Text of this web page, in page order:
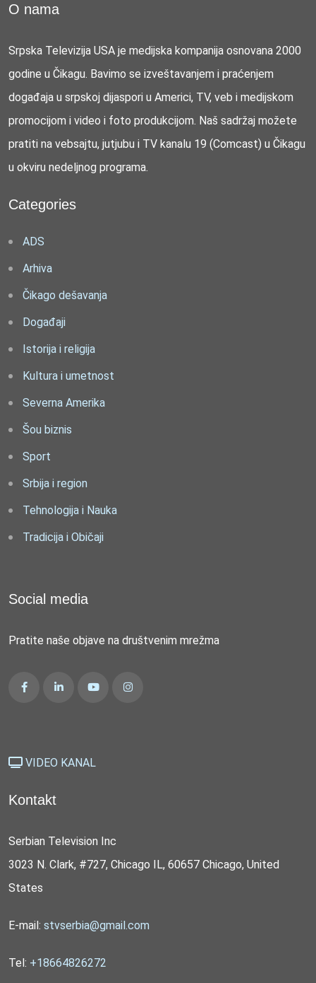
O nama
Srpska Televizija USA je medijska kompanija osnovana 2000
godine u Čikagu. Bavimo se izveštavanjem i praćenjem
događaja u srpskoj dijaspori u Americi, TV, veb i medijskom
promocijom i video i foto produkcijom. Naš sadržaj možete
pratiti na vebsajtu, jutjubu i TV kanalu 19 (Comcast) u Čikagu
u okviru nedeljnog programa.
Categories
ADS
Arhiva
Čikago dešavanja
Događaji
Istorija i religija
Kultura i umetnost
Severna Amerika
Šou biznis
Sport
Srbija i region
Tehnologija i Nauka
Tradicija i Običaji
Social media
Pratite naše objave na društvenim mrežma
VIDEO KANAL
Kontakt
Serbian Television Inc
3023 N. Clark, #727, Chicago IL, 60657 Chicago, United
States
E-mail: stvserbia@gmail.com
Tel: +18664826272